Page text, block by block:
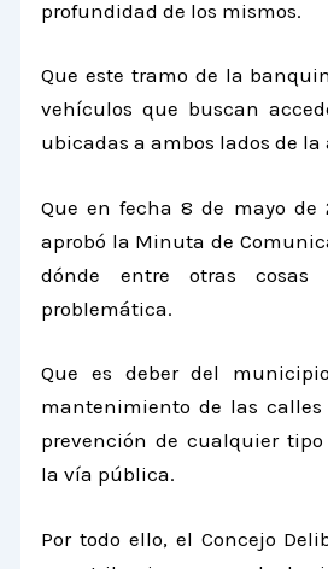
profundidad de los mismos.
Que este tramo de la
vehículos que buscan
ubicadas a ambos lados de la
Que en fecha 8 de mayo de
aprobó la Minuta de
dónde entre otras cosas
problemática.
Que es deber del
mantenimiento de las
prevención de cualquier
la vía pública.
Por todo ello, el Concejo